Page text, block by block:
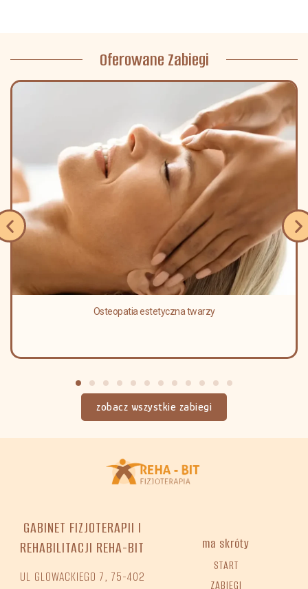
Oferowane Zabiegi
Osteopatia estetyczna twarzy
zobacz wszystkie zabiegi
GABINET FIZJOTERAPII I
REHABILITACJI REHA-BIT
UL GLOWACKIEGO 7, 75-402
ma skróty
START
ZABIEGI